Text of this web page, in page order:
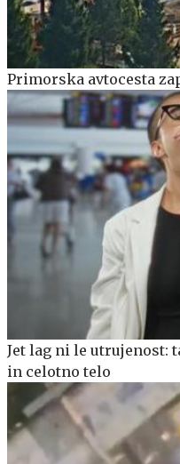
Primorska avtocesta
Jet lag ni le utrujenost:
in celotno telo